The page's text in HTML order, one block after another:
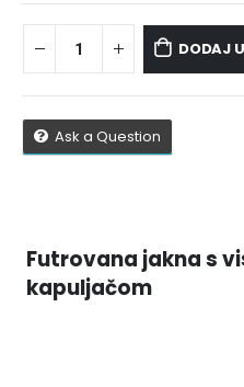
DODAJ
Ask a Question
Futrovana jakna s
kapuljačom